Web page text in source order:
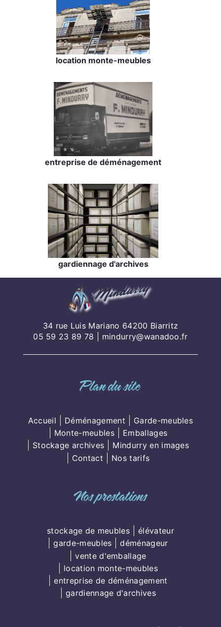
location monte-meubles
entreprise de déménagement
gardiennage d'archives
34 rue Luis Mariano 64200 Biarritz
05 59 23 89 78
mindurry@wanadoo.fr
Plan du site
Accueil Déménagement
Garde-meubles
Monte-meubles
Emballages
Stockage archives
Mindurry en images
Contact
Nos tarifs
Nos prestations
stockage de meubles
élévateur
garde-meubles
déménageur
vente d'emballage
location monte-meubles
entreprise de déménagement
gardiennage d'archives